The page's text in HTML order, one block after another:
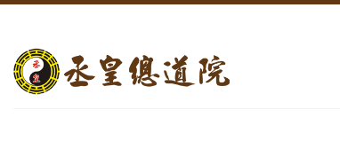
Skip
content